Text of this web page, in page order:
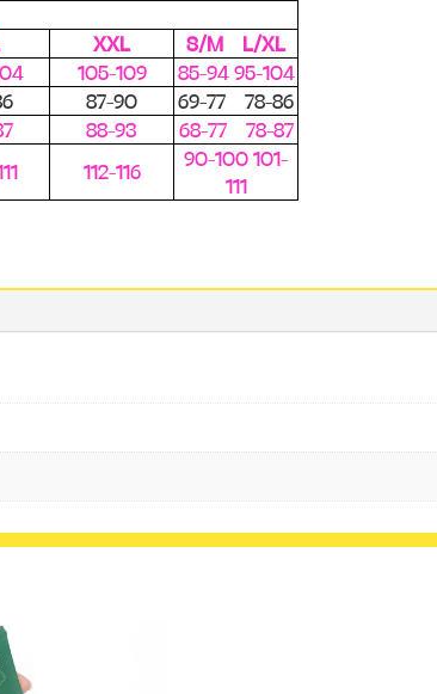
XXL
S/M L/XL
105-109
85-94 95-104
87-90
69-77 78-86
88-93
68-77 78-87
112-116
90-100 101-
111